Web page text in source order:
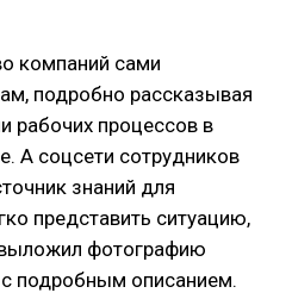
компаний сами
подробно рассказывая
рабочих процессов в
А соцсети сотрудников
знаний для
представить ситуацию,
выложил фотографию
подробным описанием.